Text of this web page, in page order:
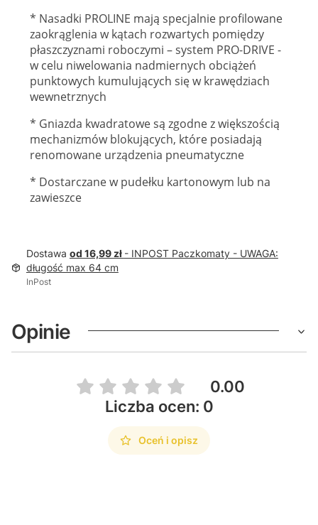
* Nasadki PROLINE mają specjalnie profilowane
zaokrąglenia w kątach rozwartych pomiędzy
płaszczyznami roboczymi – system PRO-DRIVE -
w celu niwelowania nadmiernych obciążeń
punktowych kumulujących się w krawędziach
wewnetrznych
* Gniazda kwadratowe są zgodne z większością
mechanizmów blokujących, które posiadają
renomowane urządzenia pneumatyczne
* Dostarczane w pudełku kartonowym lub na
zawieszce
Dostawa od 16,99 zł - INPOST Paczkomaty - UWAGA:
długość max 64 cm
InPost
Opinie
0.00
Liczba ocen: 0
Oceń i opisz